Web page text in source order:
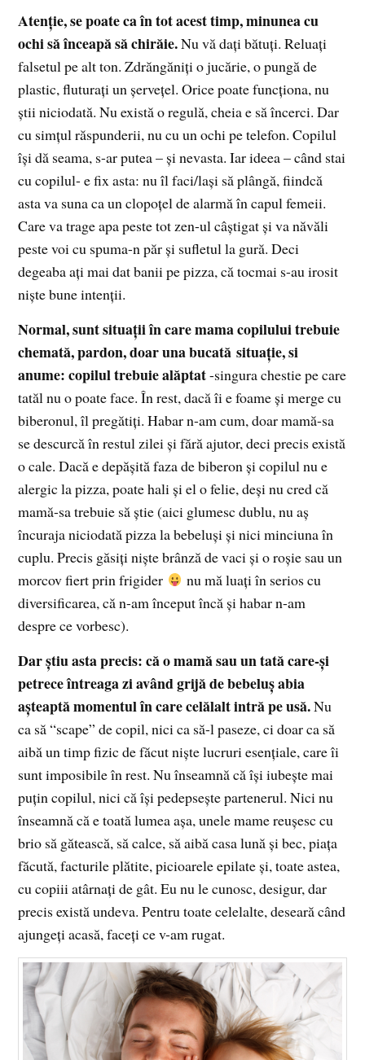
Atenţie, se poate ca în tot acest timp, minunea cu
ochi să înceapă să chirăie.Nu vă daţi bătuţi. Reluaţi
falsetul pe alt ton. Zdrăngăniţi o jucărie, o pungă de
plastic, fluturaţi un şerveţel. Orice poate funcţiona, nu
ştii niciodată. Nu există o regulă, cheia e să încerci. Dar
cu simţul răspunderii, nu cu un ochi pe telefon. Copilul
îşi dă seama, s-ar putea – şi nevasta. Iar ideea – când stai
cu copilul- e fix asta: nu îl faci/laşi să plângă, fiindcă
asta va suna ca un clopoţel de alarmă în capul femeii.
Care va trage apa peste tot zen-ul câştigat şi va năvăli
peste voi cu spuma-n păr şi sufletul la gură. Deci
degeaba aţi mai dat banii pe pizza, că tocmai s-au irosit
nişte bune intenţii.
Normal, sunt situaţii în care mama copilului trebuie
chemată, pardon, doar una bucată situaţie, si
anume: copilul trebuie alăptat-singura chestie pe care
tatăl nu o poate face. În rest, dacă îi e foame şi merge cu
biberonul, îl pregătiţi. Habar n-am cum, doar mamă-sa
se descurcă în restul zilei şi fără ajutor, deci precis există
o cale. Dacă e depăşită faza de biberon şi copilul nu e
alergic la pizza, poate hali şi el o felie, deşi nu cred că
mamă-sa trebuie să ştie (aici glumesc dublu, nu aş
încuraja niciodată pizza la bebeluşi şi nici minciuna în
cuplu. Precis găsiţi nişte brânză de vaci şi o roşie sau un
morcov fiert prin frigider
nu mă luaţi în serios cu
diversificarea, că n-am început încă şi habar n-am
despre ce vorbesc).
Dar ştiu asta precis: că o mamă sau un tată care-şi
petrece întreaga zi având grijă de bebeluş abia
aşteaptă momentul în care celălalt intră pe usă.Nu
ca să “scape” de copil, nici ca să-l paseze, ci doar ca să
aibă un timp fizic de făcut nişte lucruri esenţiale, care îi
sunt imposibile în rest. Nu înseamnă că îşi iubeşte mai
puţin copilul, nici că îşi pedepseşte partenerul. Nici nu
înseamnă că e toată lumea aşa, unele mame reuşesc cu
brio să gătească, să calce, să aibă casa lună şi bec, piaţa
făcută, facturile plătite, picioarele epilate şi, toate astea,
cu copiii atârnaţi de gât. Eu nu le cunosc, desigur, dar
precis există undeva. Pentru toate celelalte, deseară când
ajungeţi acasă, faceţi ce v-am rugat.